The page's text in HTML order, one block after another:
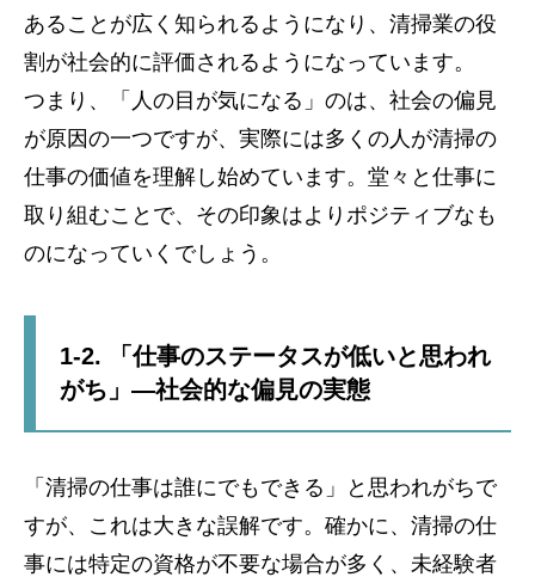
あることが広く知られるようになり、清掃業の役
割が社会的に評価されるようになっています。
つまり、「人の目が気になる」のは、社会の偏見
が原因の一つですが、実際には多くの人が清掃の
仕事の価値を理解し始めています。堂々と仕事に
取り組むことで、その印象はよりポジティブなも
のになっていくでしょう。
1-2. 「仕事のステータスが低いと思われ
がち」—社会的な偏見の実態
「清掃の仕事は誰にでもできる」と思われがちで
すが、これは大きな誤解です。確かに、清掃の仕
事には特定の資格が不要な場合が多く、未経験者